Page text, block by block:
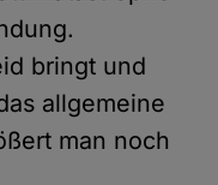
bringt und
allgemeine
man noch